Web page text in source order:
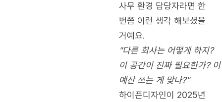
사무 환경 담당자라면 한
번쯤 이런 생각 해보셨을
거예요.
"다른 회사는 어떻게 하지?
이 공간이 진짜 필요한가? 이
예산 쓰는 게 맞나?"
하이픈디자인이 2025년